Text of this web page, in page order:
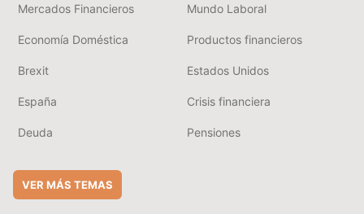
Mercados Financieros Mundo Laboral
Economía Doméstica Productos financieros
Brexit Estados Unidos
España Crisis financiera
Deuda Pensiones
VER MÁS TEMAS